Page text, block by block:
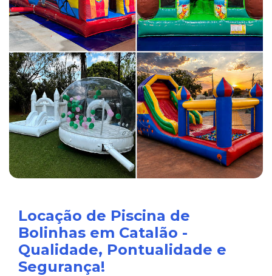
Locação de Piscina de
Bolinhas em Catalão -
Qualidade, Pontualidade e
Segurança!